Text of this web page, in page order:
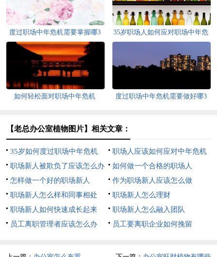
度过职场中年危机需要掌握哪3
个技能
35岁职场人如何应对职场中年危
如何轻松面对职场中年危机
度过职场中年危机需要做好哪3
【老总办公室植物图片】相关文章：
35岁如何度过职场中年危机
职场人应该如何应对中年危机
职场新人被欺负了应该怎么办
如何做一个合格的职场人
怎样做一个好的职场新人
作为职场新人应该怎么做
职场新人怎么样和同事相处
职场新人怎么理财
职场新人如何快速成长起来
职场新人怎么融入团队
员工离职管理者应该怎么办
员工要离职企业如何挽留